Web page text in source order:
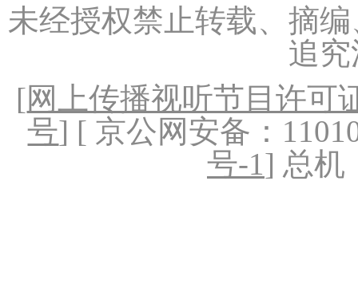
未经授权禁止转载、摘
追
[网上传播视听节目许可
号] [ 京公网安备：
号-1] 总机